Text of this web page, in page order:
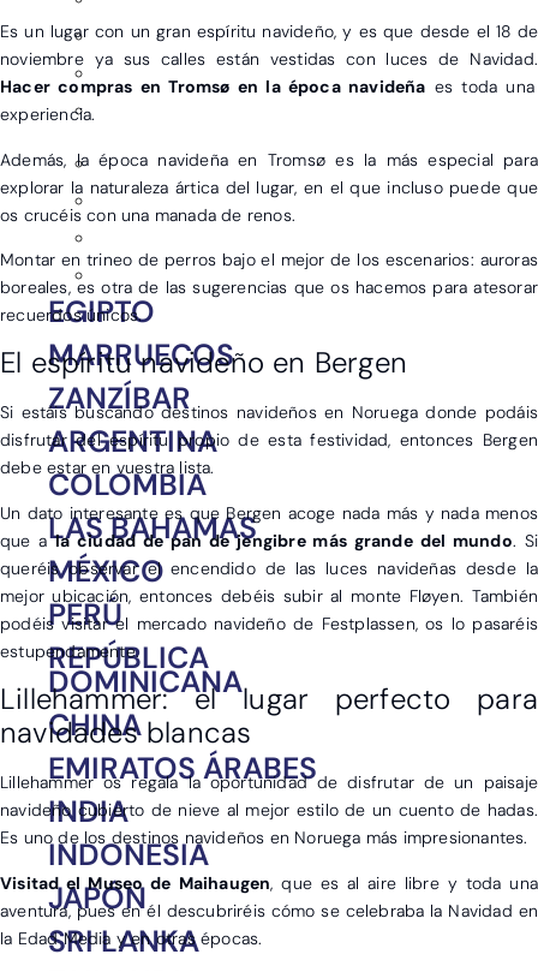
EGIPTO
MARRUECOS
ZANZÍBAR
ARGENTINA
COLOMBIA
LAS BAHAMAS
MÉXICO
PERÚ
REPÚBLICA
DOMINICANA
CHINA
EMIRATOS ÁRABES
INDIA
INDONESIA
JAPÓN
SRI LANKA
Es un lugar con un gran espíritu navideño, y es que desde el 18 de
noviembre ya sus calles están vestidas con luces de Navidad.
Hacer compras en Tromsø en la época navideña es toda una
experiencia.
Además, la época navideña en Tromsø es la más especial para
explorar la naturaleza ártica del lugar, en el que incluso puede que
os crucéis con una manada de renos.
Montar en trineo de perros bajo el mejor de los escenarios: auroras
boreales, es otra de las sugerencias que os hacemos para atesorar
recuerdos únicos.
El espíritu navideño en Bergen
Si estáis buscando destinos navideños en Noruega donde podáis
disfrutar del espíritu propio de esta festividad, entonces Bergen
debe estar en vuestra lista.
Un dato interesante es que Bergen acoge nada más y nada menos
que ala ciudad de pan de jengibre más grande del mundo. Si
queréis observar el encendido de las luces navideñas desde la
mejor ubicación, entonces debéis subir al monte Fløyen. También
podéis visitar el mercado navideño de Festplassen, os lo pasaréis
estupendamente.
Lillehammer: el lugar perfecto para
navidades blancas
Lillehammer os regala la oportunidad de disfrutar de un paisaje
navideño cubierto de nieve al mejor estilo de un cuento de hadas.
Es uno de los destinos navideños en Noruega más impresionantes.
Visitad el Museo de Maihaugen, que es al aire libre y toda una
aventura, pues en él descubriréis cómo se celebraba la Navidad en
la Edad Media y en otras épocas.